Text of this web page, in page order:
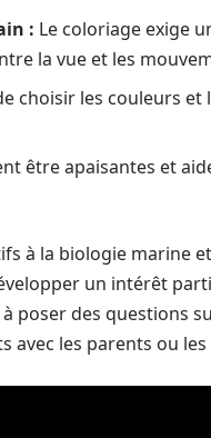
: Le coloriage exige
la vue et les
choisir les couleurs
être apaisantes et
à la biologie marine
un intérêt
poser des questions
avec les parents ou